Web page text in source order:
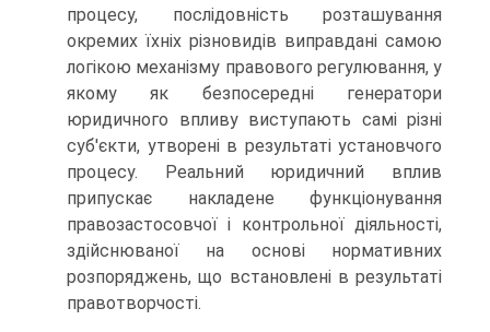
процесу, послідовність розташування
окремих їхніх різновидів виправдані самою
логікою механізму правового регулювання, у
якому як безпосередні генератори
юридичного впливу виступають самі різні
суб'єкти, утворені в результаті установчого
процесу. Реальний юридичний вплив
припускає накладене функціонування
правозастосовчої і контрольної діяльності,
здійснюваної на основі нормативних
розпоряджень, що встановлені в результаті
правотворчості.